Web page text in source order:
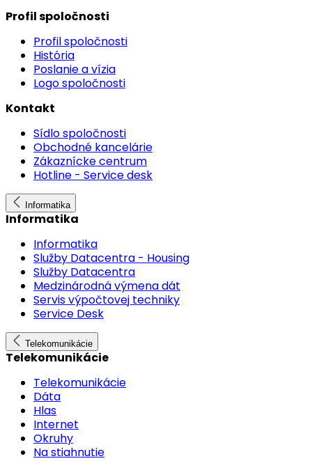
Profil spoločnosti
Profil spoločnosti
História
Poslanie a vízia
Logo spoločnosti
Kontakt
Sídlo spoločnosti
Obchodné kancelárie
Zákaznícke centrum
Hotline - Service desk
Informatika
Informatika
Informatika
Služby Datacentra - Housing
Služby Datacentra
Medzinárodná výmena dát
Servis výpočtovej techniky
Service Desk
Telekomunikácie
Telekomunikácie
Telekomunikácie
Dáta
Hlas
Internet
Okruhy
Na stiahnutie